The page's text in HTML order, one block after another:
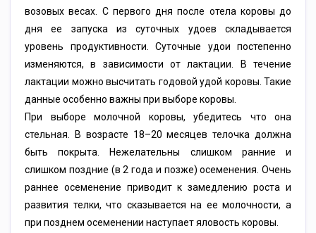
возовых весах. С первого дня после отела коровы до
дня ее запуска из суточных удоев складывается
уровень продуктивности. Суточные удои постепенно
изменяются, в зависимости от лактации. В течение
лактации можно высчитать годовой удой коровы. Такие
данные особенно важны при выборе коровы.
При выборе молочной коровы, убедитесь что она
стельная. В возрасте 18–20 месяцев телочка должна
быть покрыта. Нежелательны слишком ранние и
слишком поздние (в 2 года и позже) осеменения. Очень
раннее осеменение приводит к замедлению роста и
развития телки, что сказывается на ее молочности, а
при позднем осеменении наступает яловость коровы.